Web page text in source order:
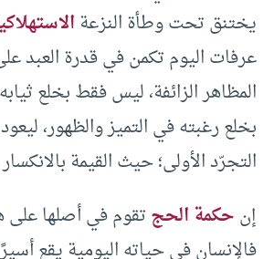
يختنق تحت وطأة النزعة
عرفات اليوم تكمن في قدرة العبد
المظاهر الزائفة، ليس فقط بخلع
بخلع رغبته في التميز والظهور،
التجرّد الأولى؛ حيث القيمة بالانكسار
إنحكمة الحجتقوم في أصلها على
فالإنسان في حياته اليومية يقع